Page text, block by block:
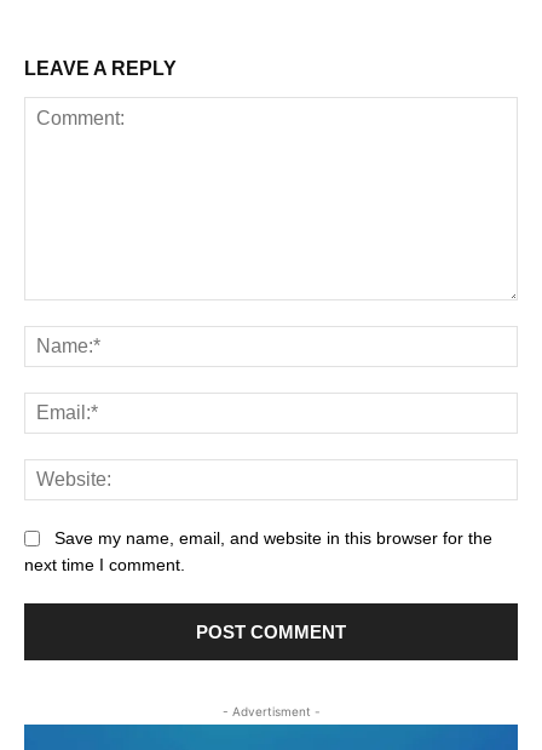
LEAVE A REPLY
Save my name, email, and website in this browser for the
next time I comment.
- Advertisment -